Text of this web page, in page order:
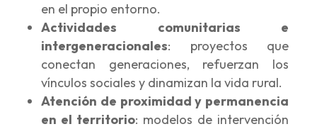
en el propio entorno.
Actividades comunitarias e
intergeneracionales:
proyectos que
conectan generaciones, refuerzan los
vínculos sociales y dinamizan la vida rural.
Atención de proximidad y permanencia
en el territorio: modelos de intervención